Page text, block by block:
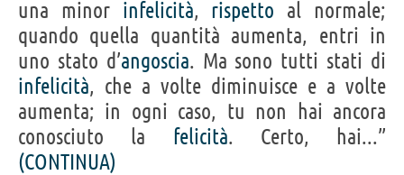
una minor infelicità, rispetto al normale;
quando quella quantità aumenta, entri in
uno stato d’angoscia. Ma sono tutti stati di
infelicità, che a volte diminuisce e a volte
aumenta; in ogni caso, tu non hai ancora
conosciuto la felicità. Certo, hai...”
(CONTINUA)